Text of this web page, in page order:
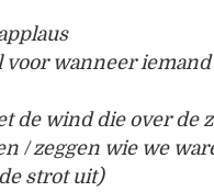
voor wanneer
de wind die over de
/ zeggen wie we
strot uit)